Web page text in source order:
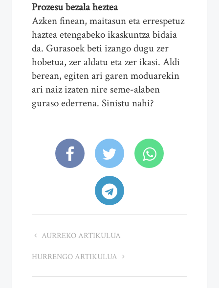
Prozesu bezala heztea
Azken finean, maitasun eta errespetuz
haztea etengabeko ikaskuntza bidaia
da. Gurasoek beti izango dugu zer
hobetua, zer aldatu eta zer ikasi. Aldi
berean, egiten ari garen moduarekin
ari naiz izaten nire seme-alaben
guraso ederrena. Sinistu nahi?
AURREKO ARTIKULUA
HURRENGO ARTIKULUA